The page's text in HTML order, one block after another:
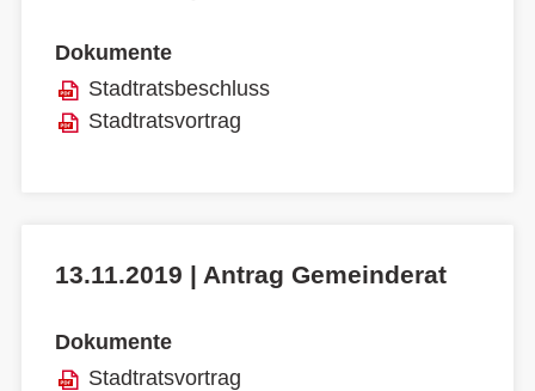
Dokumente
Stadtratsbeschluss
Stadtratsvortrag
13.11.2019 | Antrag Gemeinderat
Dokumente
Stadtratsvortrag